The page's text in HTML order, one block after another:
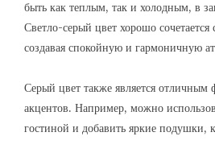
быть как теплым, так и холодным, в
Светло-серый цвет хорошо
создавая спокойную и гармоничную
Серый цвет также является отличным
акцентов. Например, можно
гостиной и добавить яркие подушки,